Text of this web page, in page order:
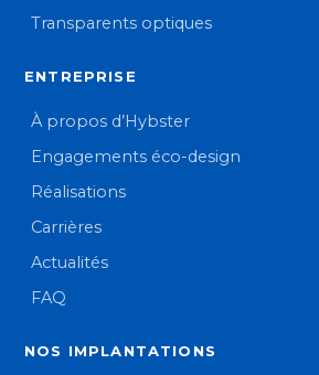
Transparents optiques
ENTREPRISE
À propos d’Hybster
Engagements éco-design
Réalisations
Carrières
Actualités
FAQ
NOS IMPLANTATIONS